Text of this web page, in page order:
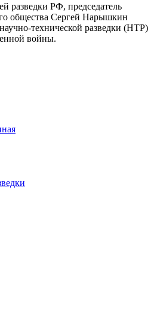
разведки РФ, председатель
общества Сергей Нарышкин
технической разведки (НТР)
войны.